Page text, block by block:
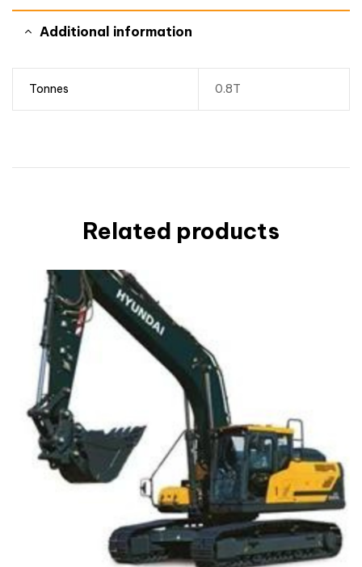
Additional information
Tonnes 0.8T
Related products